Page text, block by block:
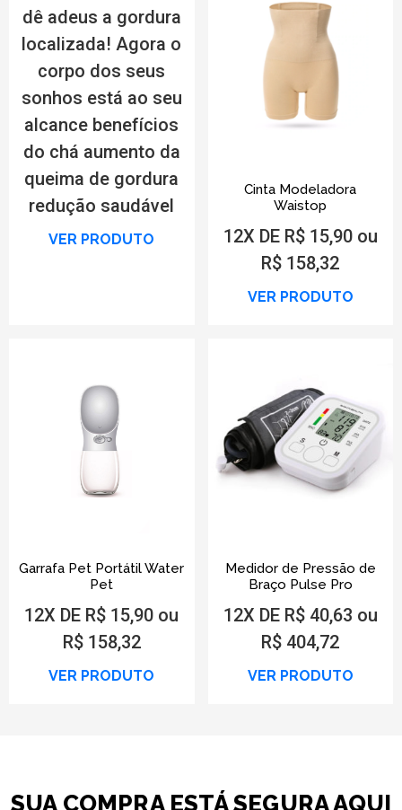
dê adeus a gordura
localizada! Agora o
corpo dos seus
sonhos está ao seu
alcance benefícios
do chá aumento da
queima de gordura
redução saudável
VER PRODUTO
Cinta Modeladora
Waistop
12X DE R$ 15,90 ou
R$ 158,32
VER PRODUTO
Garrafa Pet Portátil Water
Pet
12X DE R$ 15,90 ou
R$ 158,32
VER PRODUTO
Medidor de Pressão de
Braço Pulse Pro
12X DE R$ 40,63 ou
R$ 404,72
VER PRODUTO
SUA COMPRA ESTÁ SEGURA AQUI